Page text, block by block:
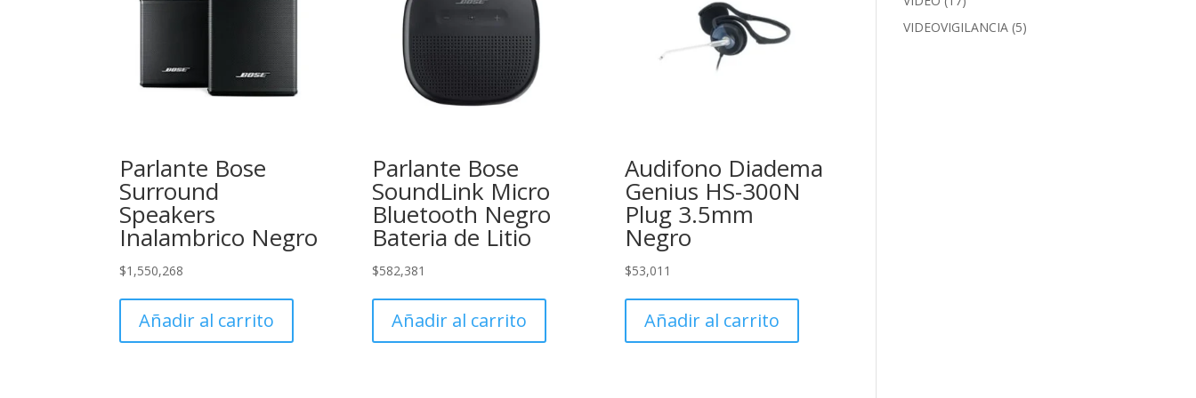
Parlante Bose
Surround
Speakers
Inalambrico Negro
$1,550,268
Añadir al carrito
Parlante Bose
SoundLink Micro
Bluetooth Negro
Bateria de Litio
$582,381
Añadir al carrito
Audifono Diadema
Genius HS-300N
Plug 3.5mm
Negro
$53,011
Añadir al carrito
VIDEOVIGILANCIA (5)